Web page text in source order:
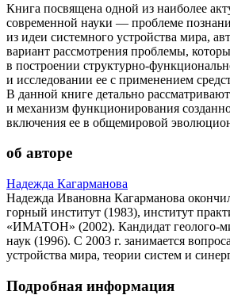
Книга посвящена одной из наиболее
современной науки — проблеме
из идеи системного устройства мира,
вариант рассмотрения проблемы,
в построении структурно-
и исследовании ее с применением
В данной книге детально
и механизм функционирования
включения ее в общемировой
об авторе
Надежда Кагарманова
Надежда Ивановна Кагарманова
горный институт (1983), институт
«ИМАТОН» (2002). Кандидат геолого-
наук (1996). С 2003 г. занимается
устройства мира, теории систем и
Подробная информация